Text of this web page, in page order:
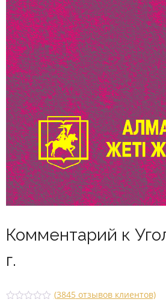
Комментарий к
г.
(3845отзывов клиентов)